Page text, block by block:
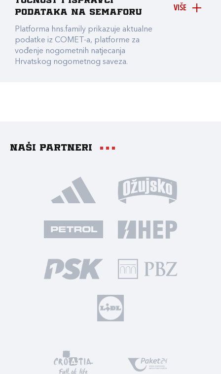
VIŠE
podataka na Semaforu
Platforma hns.family prikazuje aktualne
podatke iz COMET-a, platforme za
vođenje nogometnih natjecanja
Hrvatskog nogometnog saveza.
Naši partneri